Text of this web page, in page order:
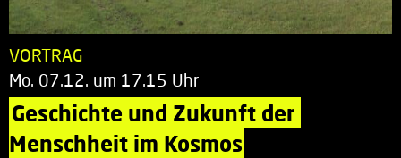
VORTRAG
Mo. 07.12. um 17.15 Uhr
Geschichte und Zukunft der
Menschheit im Kosmos